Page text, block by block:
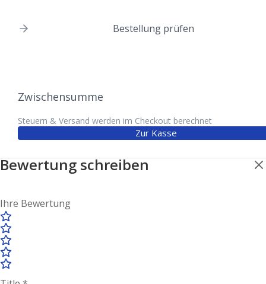
Bestellung prüfen
Zwischensumme
Steuern & Versand werden im Checkout berechnet
Zur Kasse
Bewertung schreiben
Ihre Bewertung